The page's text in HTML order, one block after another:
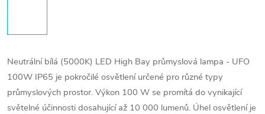
Neutrální bílá (5000K) LED High Bay průmyslová lampa - UFO
100W IP65 je pokročilé osvětlení určené pro různé typy
průmyslových prostor. Výkon 100 W se promítá do vynikající
světelné účinnosti dosahující až 10 000 lumenů. Úhel osvětlení je